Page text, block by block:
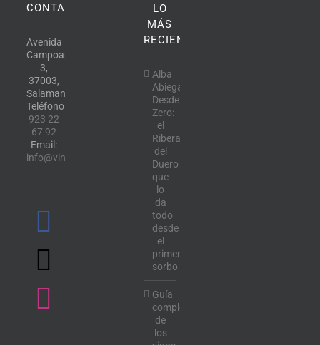
CONTACTO
Avenida
Campoamor,
3,
37003,
Salamanca.
Teléfono:
923 22
67 92
Email:
info@vinotecalavendimia.es
LO
MÁS
RECIENTE
Alba
Abiega
Desde
Zero:
el
Ribera
del
Duero
que
lo
da
todo
desde
el
primer
sorbo
Guía
completa
de
los